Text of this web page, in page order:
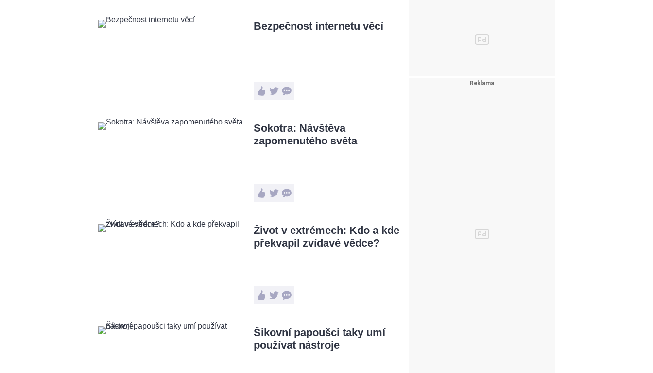
Bezpečnost internetu věcí
Sokotra: Návštěva
zapomenutého světa
Život v extrémech: Kdo a kde
překvapil zvídavé vědce?
Šikovní papoušci taky umí
používat nástroje